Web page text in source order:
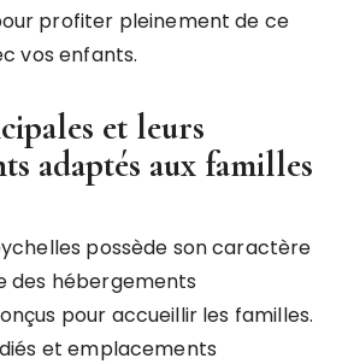
profiter pleinement de ce
vos enfants.
et leurs
adaptés aux familles
possède son caractère
des hébergements
pour accueillir les familles.
et emplacements